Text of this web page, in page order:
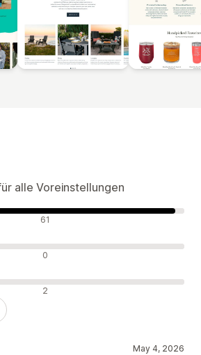
alle Voreinstellungen
61
0
2
May 4, 2026